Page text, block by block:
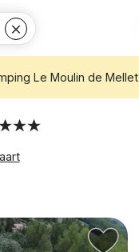
Le Moulin de Mellet